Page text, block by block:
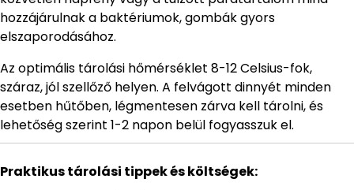
hozzájárulnak a baktériumok, gombák gyors
elszaporodásához.
Az optimális tárolási hőmérséklet 8-12 Celsius-fok,
száraz, jól szellőző helyen. A felvágott dinnyét minden
esetben hűtőben, légmentesen zárva kell tárolni, és
lehetőség szerint 1-2 napon belül fogyasszuk el.
Praktikus tárolási tippek és költségek: